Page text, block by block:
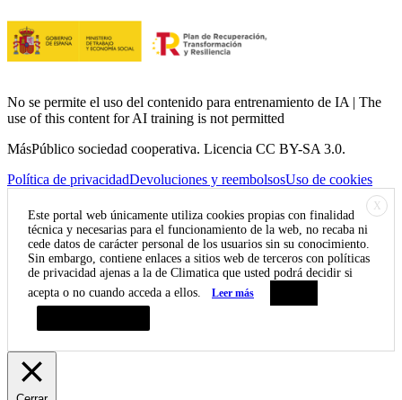
No se permite el uso del contenido para entrenamiento de IA | The
use of this content for AI training is not permitted
MásPúblico sociedad cooperativa. Licencia CC BY-SA 3.0.
Política de privacidadDevoluciones y reembolsosUso de cookies
X
Este portal web únicamente utiliza cookies propias con finalidad
técnica y necesarias para el funcionamiento de la web, no recaba ni
cede datos de carácter personal de los usuarios sin su conocimiento.
Sin embargo, contiene enlaces a sitios web de terceros con políticas
de privacidad ajenas a la de Climatica que usted podrá decidir si
acepta o no cuando acceda a ellos.
Leer más